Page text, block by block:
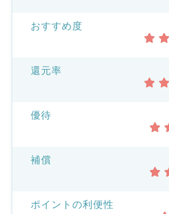
おすすめ度
還元率
優待
補償
ポイントの利便性